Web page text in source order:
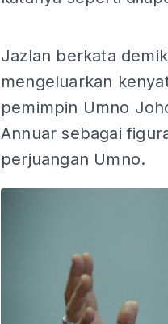
Jazlan berkata
mengeluarkan
pemimpin Umno
Annuar sebagai
perjuangan Umno.